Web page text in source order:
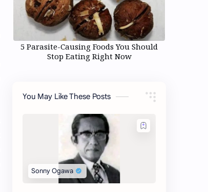
5 Parasite-Causing Foods You Should
Stop Eating Right Now
You May Like These Posts